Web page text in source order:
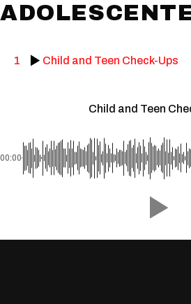
1 Child and Teen Check-Ups
Child and Teen
00:00